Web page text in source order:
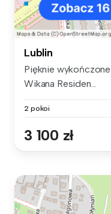
Lublin
Pięknie
Wikana Residen...
2 pokoi
3 100 zł